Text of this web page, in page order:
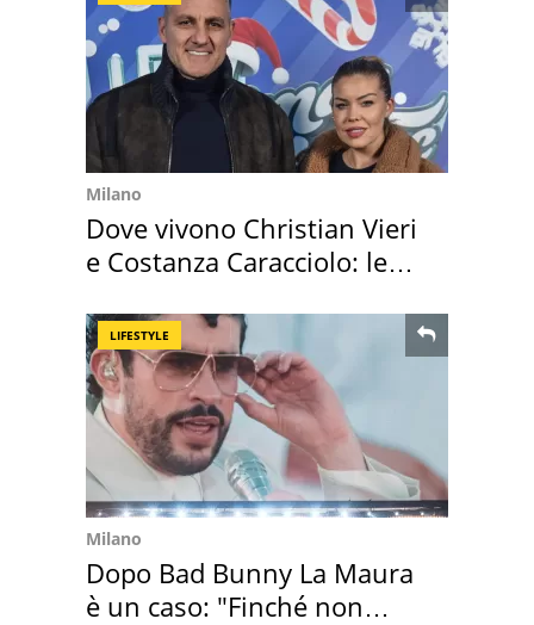
Milano
Dove vivono Christian Vieri
e Costanza Caracciolo: le
LIFESTYLE
Milano
Dopo Bad Bunny La Maura
è un caso: "Finché non